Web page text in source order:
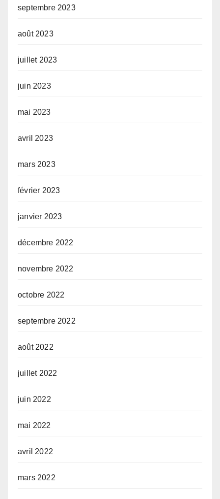
septembre 2023
août 2023
juillet 2023
juin 2023
mai 2023
avril 2023
mars 2023
février 2023
janvier 2023
décembre 2022
novembre 2022
octobre 2022
septembre 2022
août 2022
juillet 2022
juin 2022
mai 2022
avril 2022
mars 2022